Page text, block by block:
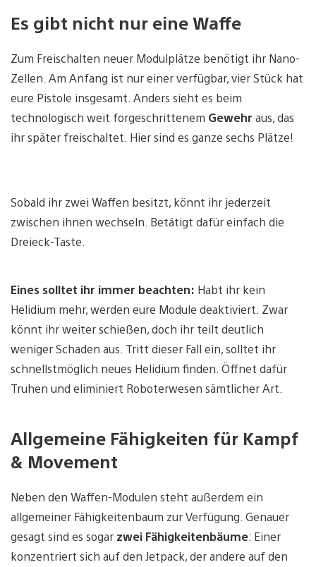
Es gibt nicht nur eine Waffe
Zum Freischalten neuer Modulplätze benötigt ihr Nano-
Zellen. Am Anfang ist nur einer verfügbar, vier Stück hat
eure Pistole insgesamt. Anders sieht es beim
technologisch weit forgeschrittenem Gewehr aus, das
ihr später freischaltet. Hier sind es ganze sechs Plätze!
Sobald ihr zwei Waffen besitzt, könnt ihr jederzeit
zwischen ihnen wechseln. Betätigt dafür einfach die
Dreieck-Taste.
Eines solltet ihr immer beachten: Habt ihr kein
Helidium mehr, werden eure Module deaktiviert. Zwar
könnt ihr weiter schießen, doch ihr teilt deutlich
weniger Schaden aus. Tritt dieser Fall ein, solltet ihr
schnellstmöglich neues Helidium finden. Öffnet dafür
Truhen und eliminiert Roboterwesen sämtlicher Art.
Allgemeine Fähigkeiten für Kampf
& Movement
Neben den Waffen-Modulen steht außerdem ein
allgemeiner Fähigkeitenbaum zur Verfügung. Genauer
gesagt sind es sogar zwei Fähigkeitenbäume: Einer
konzentriert sich auf den Jetpack, der andere auf den